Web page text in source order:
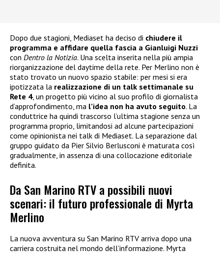
Dopo due stagioni, Mediaset ha deciso di chiudere il
programma e affidare quella fascia a Gianluigi Nuzzi
con Dentro la Notizia. Una scelta inserita nella più ampia
riorganizzazione del daytime della rete. Per Merlino non è
stato trovato un nuovo spazio stabile: per mesi si era
ipotizzata la realizzazione di un talk settimanale su
Rete 4, un progetto più vicino al suo profilo di giornalista
d’approfondimento, ma l’idea non ha avuto seguito. La
conduttrice ha quindi trascorso l’ultima stagione senza un
programma proprio, limitandosi ad alcune partecipazioni
come opinionista nei talk di Mediaset. La separazione dal
gruppo guidato da Pier Silvio Berlusconi è maturata così
gradualmente, in assenza di una collocazione editoriale
definita.
Da San Marino RTV a possibili nuovi
scenari: il futuro professionale di Myrta
Merlino
La nuova avventura su San Marino RTV arriva dopo una
carriera costruita nel mondo dell’informazione. Myrta